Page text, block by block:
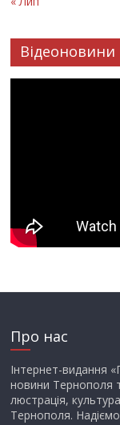
Відеоновини
Про нас
Інтернет-видання
новини Тернополя
люстрація,
Тернополя.